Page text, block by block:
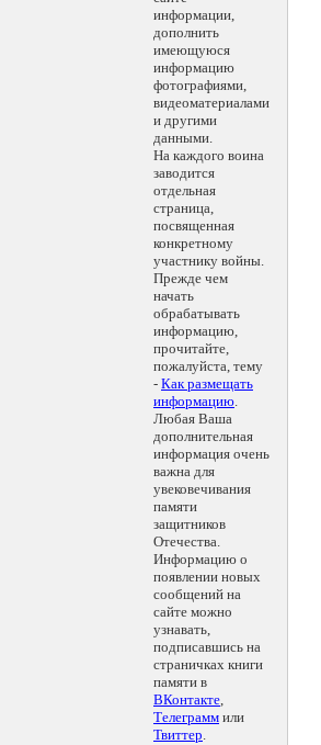
информации,
дополнить
имеющуюся
информацию
фотографиями,
видеоматериалами
и другими
данными.
На каждого воина
заводится
отдельная
страница,
посвященная
конкретному
участнику войны.
Прежде чем
начать
обрабатывать
информацию,
прочитайте,
пожалуйста, тему
- Как размещать
информацию.
Любая Ваша
дополнительная
информация очень
важна для
увековечивания
памяти
защитников
Отечества.
Информацию о
появлении новых
сообщений на
сайте можно
узнавать,
подписавшись на
страничках книги
памяти в
ВКонтакте,
Телеграмм или
Твиттер.